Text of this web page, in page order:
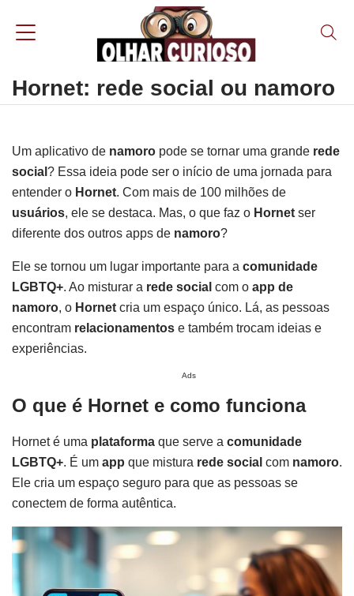
Hornet: rede social ou namoro
Um aplicativo de namoro pode se tornar uma grande rede
social ? Essa ideia pode ser o início de uma jornada para
entender o Hornet. Com mais de 100 milhões de
usuários, ele se destaca. Mas, o que faz o Hornet ser
diferente dos outros apps de namoro?
Ele se tornou um lugar importante para a comunidade
LGBTQ+. Ao misturar a rede social com o app de
namoro, o Hornet cria um espaço único. Lá, as pessoas
encontram relacionamentos e também trocam ideias e
experiências.
Ads
O que é Hornet e como funciona
Hornet é uma plataforma que serve a comunidade
LGBTQ+. É um app que mistura rede social com namoro.
Ele cria um espaço seguro para que as pessoas se
conectem de forma autêntica.